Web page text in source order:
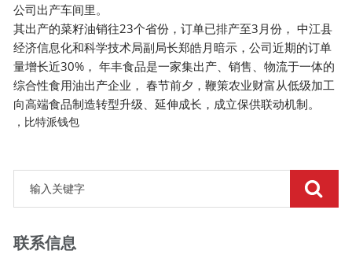
公司出产车间里。
其出产的菜籽油销往23个省份，订单已排产至3月份， 中江县
经济信息化和科学技术局副局长郑皓月暗示，公司近期的订单
量增长近30%， 年丰食品是一家集出产、销售、物流于一体的
综合性食用油出产企业， 春节前夕，鞭策农业财富从低级加工
向高端食品制造转型升级、延伸成长，成立保供联动机制。
，比特派钱包
联系信息